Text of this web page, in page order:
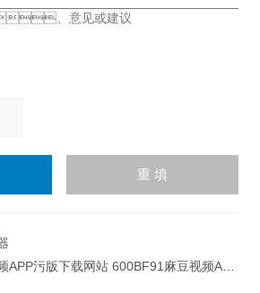
污版下载网站 600BF91麻豆视频APP下载入口